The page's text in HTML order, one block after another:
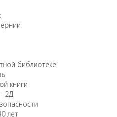
библиотеке
книги
2Д
лет